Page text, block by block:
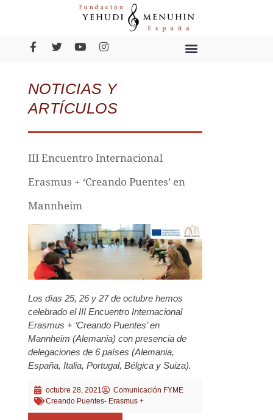
NOTICIAS Y
ARTÍCULOS
III Encuentro Internacional
Erasmus + ‘Creando Puentes’ en
Mannheim
Los días 25, 26 y 27 de octubre hemos
celebrado el III Encuentro Internacional
Erasmus + ‘Creando Puentes’ en
Mannheim (Alemania) con presencia de
delegaciones de 6 países (Alemania,
España, Italia, Portugal, Bélgica y Suiza).
octubre 28, 2021
Comunicación FYME
Creando Puentes- Erasmus +